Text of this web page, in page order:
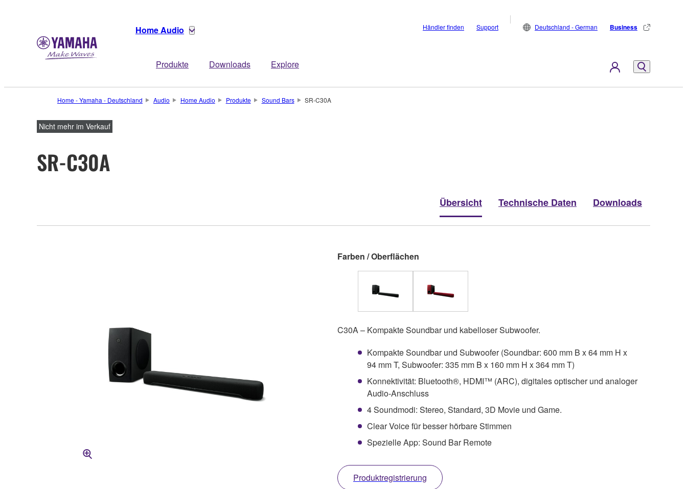
Home Audio
Produkte Downloads Explore
Händler finden Support Deutschland - German Business
Home - Yamaha - Deutschland Audio Home Audio Produkte Sound Bars SR-C30A
Nicht mehr im Verkauf
SR-C30A
Übersicht Technische Daten Downloads
Farben / Oberflächen
C30A – Kompakte Soundbar und kabelloser Subwoofer.
Kompakte Soundbar und Subwoofer (Soundbar: 600 mm B x 64 mm H x
94 mm T, Subwoofer: 335 mm B x 160 mm H x 364 mm T)
Konnektivität: Bluetooth®, HDMI™ (ARC), digitales optischer und analoger
Audio-Anschluss
4 Soundmodi: Stereo, Standard, 3D Movie und Game.
Clear Voice für besser hörbare Stimmen
Spezielle App: Sound Bar Remote
Produktregistrierung